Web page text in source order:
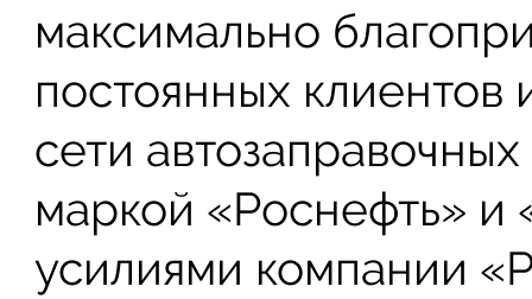
максимально
постоянных
сети
маркой «Роснефть»
усилиями компании